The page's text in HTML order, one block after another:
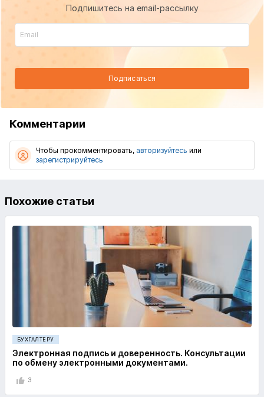
Подпишитесь на email-рассылку
Подписаться
Комментарии
Чтобы прокомментировать, авторизуйтесь или
зарегистрируйтесь
Похожие статьи
БУХГАЛТЕРУ
Электронная подпись и доверенность. Консультации
по обмену электронными документами.
3